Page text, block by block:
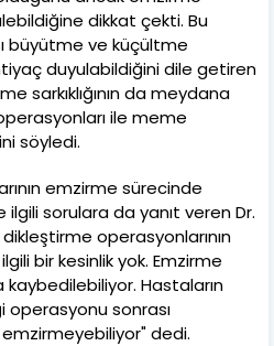
dikkat çekti. Bu
büyütme ve küçültme
duyulabildiğini dile getiren
sarkıklığının da meydana
ile meme
söyledi.
emzirme sürecinde
ilgili sorulara da yanıt veren Dr.
operasyonlarının
bir kesinlik yok. Emzirme
Hastaların
sonrası
dedi.